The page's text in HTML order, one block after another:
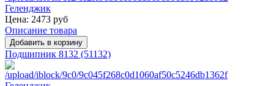
Цена: 2473 руб
Описание товара
Подшипник 8132 (51132)